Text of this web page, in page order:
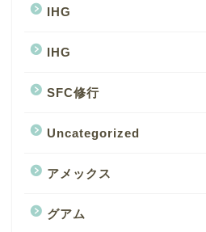
IHG
IHG
SFC修行
Uncategorized
アメックス
グアム